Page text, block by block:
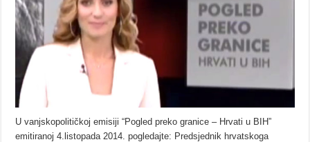
U vanjskopolitičkoj emisiji “Pogled preko granice – Hrvati u BIH”
emitiranoj 4.listopada 2014. pogledajte: Predsjednik hrvatskoga